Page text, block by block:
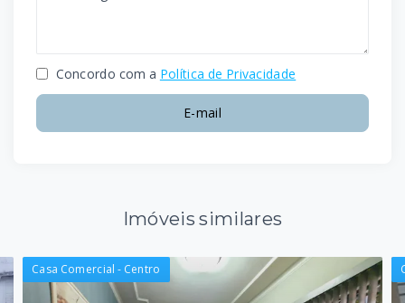
Concordo com a Política de Privacidade
E-mail
Imóveis similares
Casa Comercial - Centro